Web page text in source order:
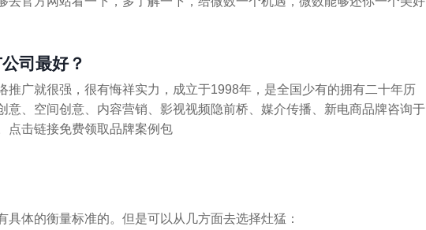
司最好？
推广就很强，很有悔祥实力，成立于1998年，是全国少有的拥有二十年历
意、空间创意、内容营销、影视视频隐前桥、媒介传播、新电商品牌咨询于
点击链接免费领取品牌案例包
具体的衡量标准的。但是可以从几方面去选择灶猛：